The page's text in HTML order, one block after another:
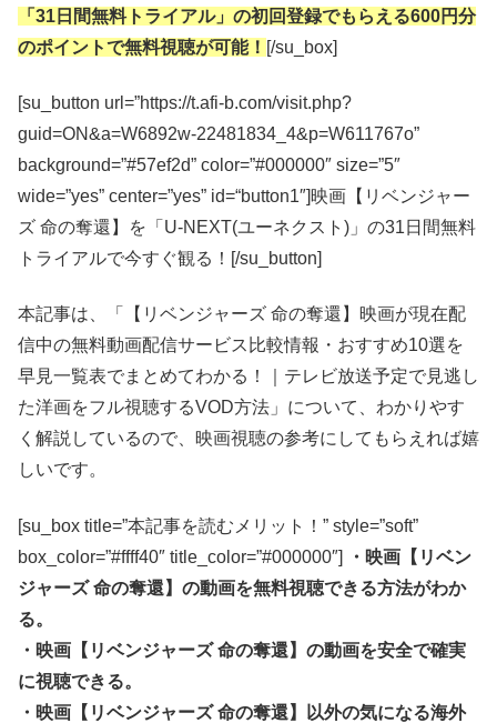
「31日間無料トライアル」の初回登録でもらえる600円分
のポイントで無料視聴が可能！ [/su_box]
[su_button url=”https://t.afi-b.com/visit.php?
guid=ON&a=W6892w-22481834_4&p=W611767o”
background=”#57ef2d” color=”#000000″ size=”5″
wide=”yes” center=”yes” id=“button1″]映画【リベンジャー
ズ 命の奪還】を「U-NEXT(ユーネクスト)」の31日間無料
トライアルで今すぐ観る！[/su_button]
本記事は、「【リベンジャーズ 命の奪還】映画が現在配
信中の無料動画配信サービス比較情報・おすすめ10選を
早見一覧表でまとめてわかる！｜テレビ放送予定で見逃し
た洋画をフル視聴するVOD方法」について、わかりやす
く解説しているので、映画視聴の参考にしてもらえれば嬉
しいです。
[su_box title=”本記事を読むメリット！” style=”soft”
box_color=”#ffff40″ title_color=”#000000″]
・映画【リベン
ジャーズ 命の奪還】の動画を無料視聴できる方法がわか
る。
・映画【リベンジャーズ 命の奪還】の動画を安全で確実
に視聴できる。
・映画【リベンジャーズ 命の奪還】以外の気になる海外